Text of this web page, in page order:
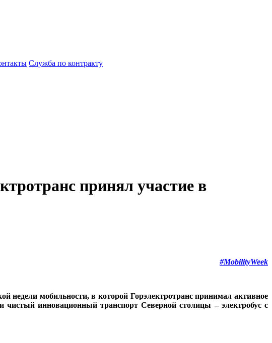
Служба по контракту
принял участие в
#MobilityWeek
недели мобильности, в которой Горэлектротранс принимал активное
инновационный транспорт Северной столицы – электробус с